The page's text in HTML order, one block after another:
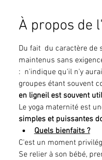
À propos de
Du fait  du caractère
maintenus sans
: n'indique qu'il n'y
groupes étant souvent
en ligneil est souvent
Le yoga maternité est
simples et puissantes
Quels bienfaits ?
C'est un moment
Se relier à son bébé,